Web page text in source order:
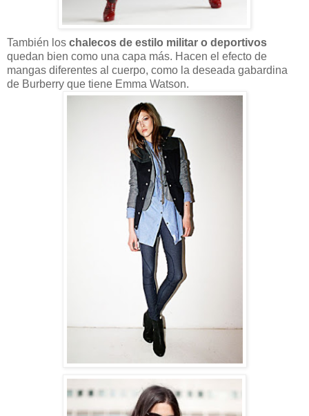
También los chalecos de estilo militar o deportivos
quedan bien como una capa más. Hacen el efecto de
mangas diferentes al cuerpo, como la deseada gabardina
de Burberry que tiene Emma Watson.